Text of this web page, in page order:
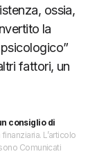
ossia,
la
fattori, un
consiglio di
L’articolo
Comunicati